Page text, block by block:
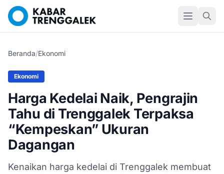
Beranda/Ekonomi
Ekonomi
Harga Kedelai Naik, Pengrajin
Tahu di Trenggalek Terpaksa
“Kempeskan” Ukuran
Dagangan
Kenaikan harga kedelai di Trenggalek membuat